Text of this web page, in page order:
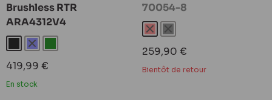
Brushless RTR
ARA4312V4
Bleu
Prix
réduit
419,99 €
En stock
70054-8
RougeNoir
Prix
réduit
259,90 €
Bientôt de retour